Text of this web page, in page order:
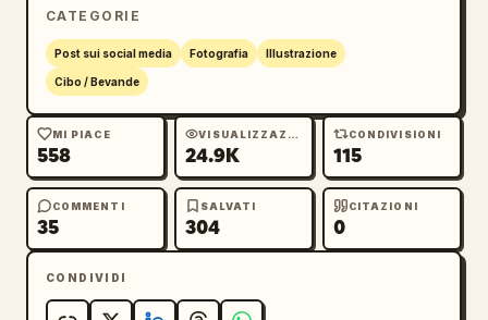
CATEGORIE
Post sui social media Fotografia Illustrazione
Cibo / Bevande
MI PIACE
558
VISUALIZZAZIONI
24.9K
CONDIVISIONI
115
COMMENTI
35
SALVATI
304
CITAZIONI
0
CONDIVIDI